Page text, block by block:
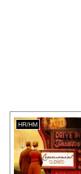
HR/HM